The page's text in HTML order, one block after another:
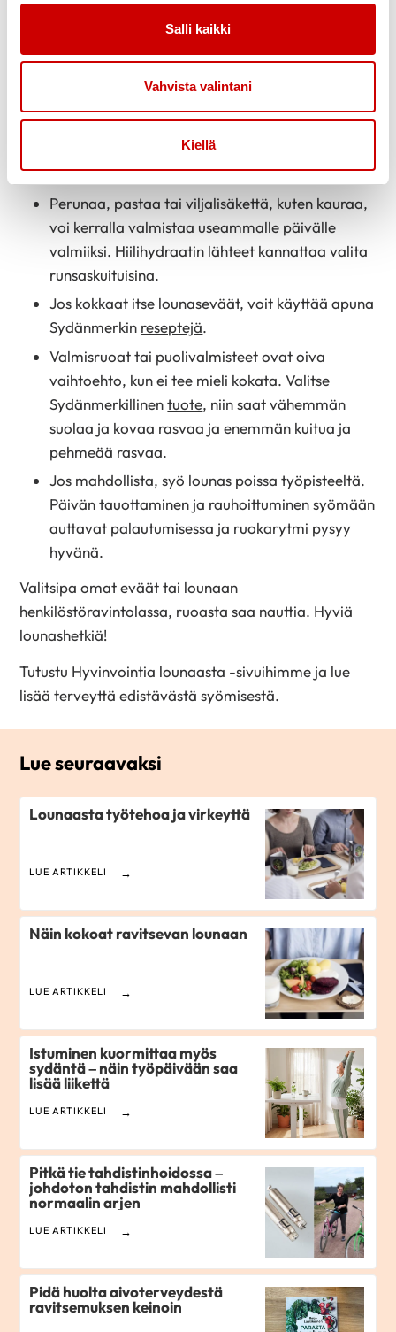
Salli kaikki
Vahvista valintani
Kiellä
mukaan evääksi. Näin ne on helppo ottaa
mukaan ja päivittäinen kasvisten käyttö lisääntyy
lähes huomaamatta. Myös vihannekset ja
hedelmät, jotka tarvitsevat vain nopean
kasvislisäkkeitä. Kokeile esimerkiksi
kukkakaalinuppuja, pikkutomaatteja,
kesäkurpitsaviipaleita tai rypäleitä.
Perunaa, pastaa tai viljalisäkettä, kuten kauraa,
voi kerralla valmistaa useammalle päivälle
valmiiksi. Hiilihydraatin lähteet kannattaa valita
runsaskuituisina.
Jos kokkaat itse lounaseväät, voit käyttää apuna
Sydänmerkin reseptejä.
Valmisruoat tai puolivalmisteet ovat oiva
vaihtoehto, kun ei tee mieli kokata. Valitse
Sydänmerkillinentuote, niin saat vähemmän
suolaa ja kovaa rasvaa ja enemmän kuitua ja
pehmeää rasvaa.
Jos mahdollista, syö lounas poissa työpisteeltä.
Päivän tauottaminen ja rauhoittuminen syömään
auttavat palautumisessa ja ruokarytmi pysyy
hyvänä.
Valitsipa omat eväät tai lounaan
henkilöstöravintolassa, ruoasta saa nauttia. Hyviä
lounashetkiä!
Tutustu Hyvinvointia lounaasta -sivuihimme ja lue
lisää terveyttä edistävästä syömisestä.
Lue seuraavaksi
Lounaasta työtehoa ja virkeyttä
LUE ARTIKKELI
Näin kokoat ravitsevan lounaan
LUE ARTIKKELI
Istuminen kuormittaa myös
sydäntä – näin työpäivään saa
lisää liikettä
LUE ARTIKKELI
Pitkä tie tahdistinhoidossa –
johdoton tahdistin mahdollisti
normaalin arjen
LUE ARTIKKELI
Pidä huolta aivoterveydestä
ravitsemuksen keinoin